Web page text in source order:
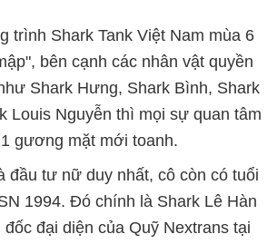
trình Shark Tank Việt Nam mùa 6
bên cạnh các nhân vật quyền
Shark Hưng, Shark Bình, Shark
Louis Nguyễn thì mọi sự quan tâm
gương mặt mới toanh.
đầu tư nữ duy nhất, cô còn có tuổi
1994. Đó chính là Shark Lê Hàn
đại diện của Quỹ Nextrans tại